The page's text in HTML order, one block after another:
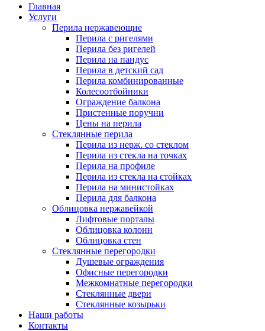
Primary
Menu
Главная
Услуги
Перила нержавеющие
Перила с ригелями
Перила без ригелей
Перила на пандус
Перила в детский сад
Перила комбинированные
Колесоотбойники
Ограждение балкона
Пристенные поручни
Цены на перила
Стеклянные перила
Перила из нерж. со стеклом
Перила из стекла на точках
Перила на профиле
Перила из стекла на стойках
Перила на министойках
Перила для балкона
Облицовка нержавейкой
Лифтовые порталы
Облицовка колонн
Облицовка стен
Стеклянные перегородки
Душевые ограждения
Офисные перегородки
Межкомнатные перегородки
Стеклянные двери
Стеклянные козырьки
Наши работы
Контакты